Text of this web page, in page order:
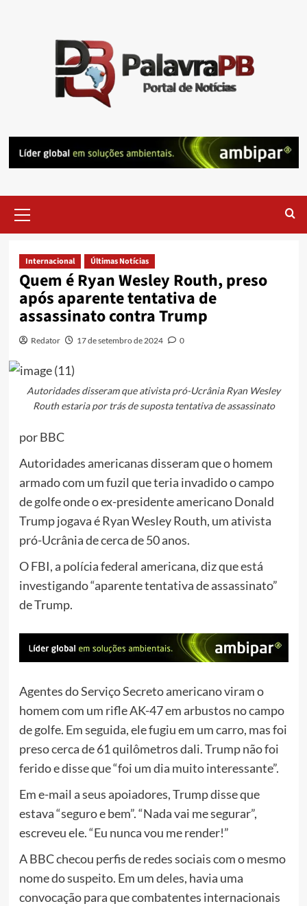
Menu
Internacional Últimas Notícias
Quem é Ryan Wesley Routh, preso
após aparente tentativa de
assassinato contra Trump
Redator 17 de setembro de 2024 0
Autoridades disseram que ativista pró-Ucrânia Ryan Wesley
Routh estaria por trás de suposta tentativa de assassinato
por BBC
Autoridades americanas disseram que o homem
armado com um fuzil que teria invadido o campo
de golfe onde o ex-presidente americano Donald
Trump jogava é Ryan Wesley Routh, um ativista
pró-Ucrânia de cerca de 50 anos.
O FBI, a polícia federal americana, diz que está
investigando “aparente tentativa de assassinato”
de Trump.
Agentes do Serviço Secreto americano viram o
homem com um rifle AK-47 em arbustos no campo
de golfe. Em seguida, ele fugiu em um carro, mas foi
preso cerca de 61 quilômetros dali. Trump não foi
ferido e disse que “foi um dia muito interessante”.
Em e-mail a seus apoiadores, Trump disse que
estava “seguro e bem”. “Nada vai me segurar”,
escreveu ele. “Eu nunca vou me render!”
A BBC checou perfis de redes sociais com o mesmo
nome do suspeito. Em um deles, havia uma
convocação para que combatentes internacionais